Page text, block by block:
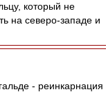
который не
на северо-западе и
- реинкарнация